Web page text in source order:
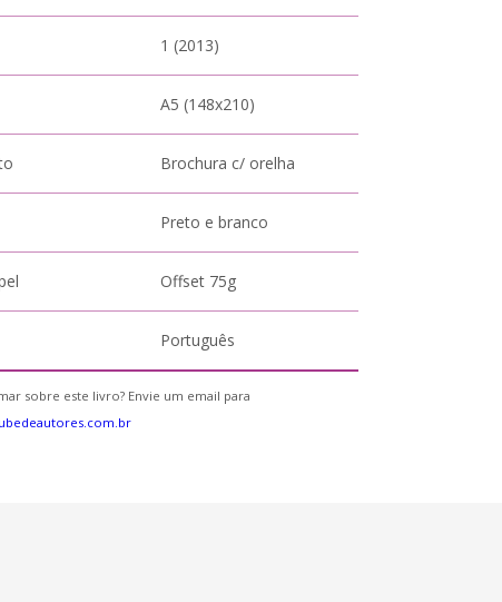
1 (2013)
A5 (148x210)
Brochura c/ orelha
Preto e branco
Offset 75g
Português
sobre este livro? Envie um email para